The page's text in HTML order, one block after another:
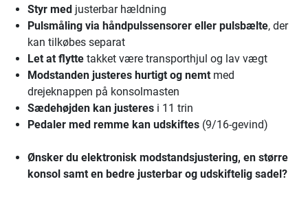
Styr med justerbar hældning
Pulsmåling via håndpulssensorer eller pulsbælte, der
kan tilkøbes separat
Let at flytte takket være transporthjul og lav vægt
Modstanden justeres hurtigt og nemt med
drejeknappen på konsolmasten
Sædehøjden kan justeres i 11 trin
Pedaler med remme kan udskiftes (9/16-gevind)
Ønsker du elektronisk modstandsjustering, en større
konsol samt en bedre justerbar og udskiftelig sadel?